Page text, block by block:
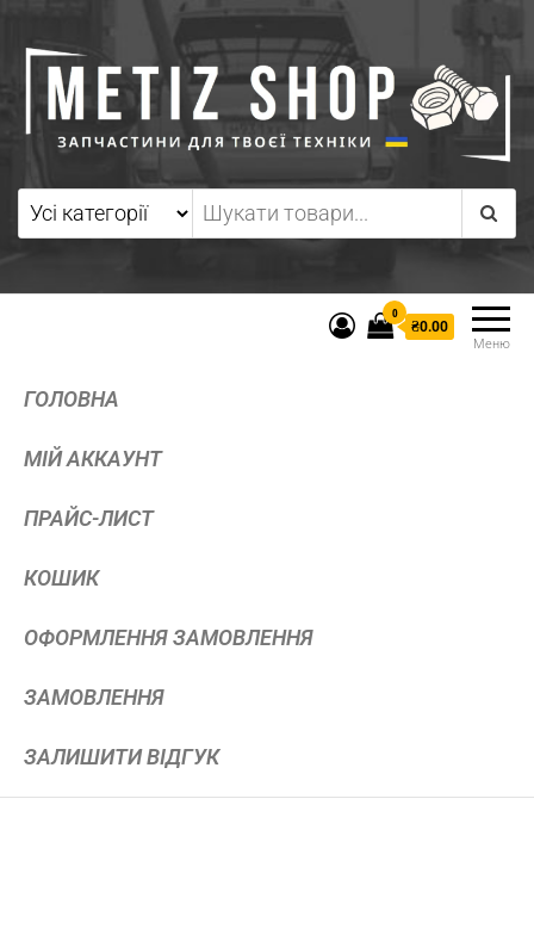
Меню
0
₴0.00
ГОЛОВНА
МІЙ АККАУНТ
ПРАЙС-ЛИСТ
КОШИК
ОФОРМЛЕННЯ ЗАМОВЛЕННЯ
ЗАМОВЛЕННЯ
ЗАЛИШИТИ ВІДГУК